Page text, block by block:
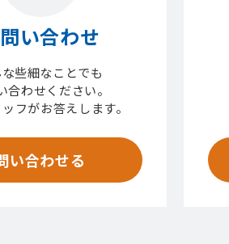
い合わせ
な些細なことでも
合わせください。
フがお答えします。
い合わせる